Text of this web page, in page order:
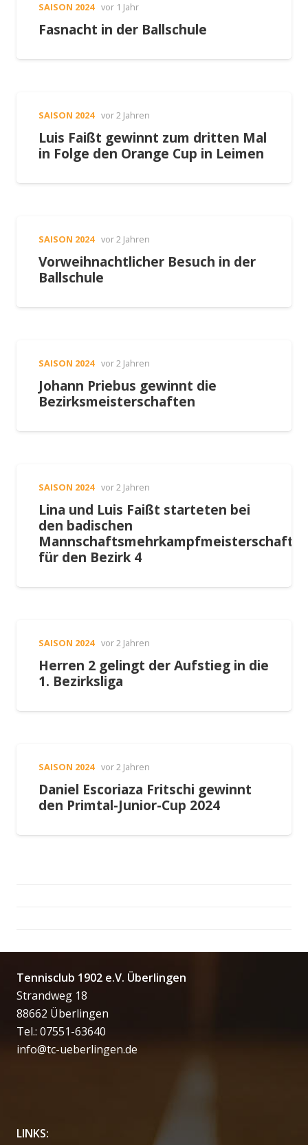
SAISON 2024 vor 1 Jahr
Fasnacht in der Ballschule
SAISON 2024 vor 2 Jahren
Luis Faißt gewinnt zum dritten Mal
in Folge den Orange Cup in Leimen
SAISON 2024 vor 2 Jahren
Vorweihnachtlicher Besuch in der
Ballschule
SAISON 2024 vor 2 Jahren
Johann Priebus gewinnt die
Bezirksmeisterschaften
SAISON 2024 vor 2 Jahren
Lina und Luis Faißt starteten bei
den badischen
für den Bezirk 4
SAISON 2024 vor 2 Jahren
Herren 2 gelingt der Aufstieg in die
1. Bezirksliga
SAISON 2024 vor 2 Jahren
Daniel Escoriaza Fritschi gewinnt
den Primtal-Junior-Cup 2024
Tennisclub 1902 e.V. Überlingen
Strandweg 18
88662 Überlingen
Tel.: 07551-63640
info@tc-ueberlingen.de
LINKS: